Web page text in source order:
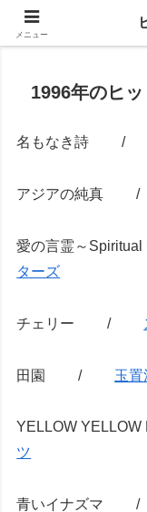
1996年のヒッ
名もなき詩
アジアの純
愛の言霊～
ターズ
チェリー /
田園 / 玉置
YELLOW
ツ
青いイナズ
メニュー